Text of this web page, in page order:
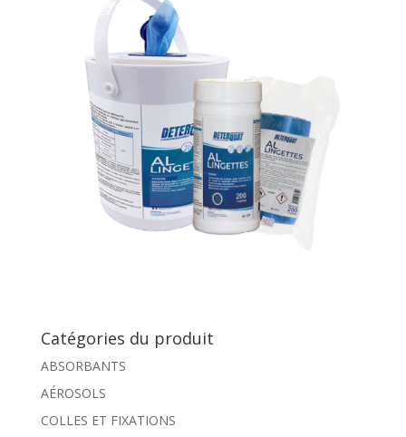
Catégories du produit
ABSORBANTS
AÉROSOLS
COLLES ET FIXATIONS